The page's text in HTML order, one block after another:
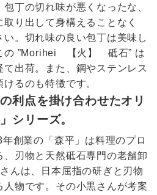
丁の切れ味が悪くなったな、
り出して身構えることなく
。切れ味の良い包丁は美味し
の ”Morihei 【火】 砥石” は
出荷。また、鋼やステンレス
るのも特徴です。
利点を掛け合わせたオリ
シリーズ。
創業の「森平」は料理のプロ
刃物と天然砥石専門の老舗卸
んは、日本屈指の研ぎと刃物
物です。その小黒さんが考案